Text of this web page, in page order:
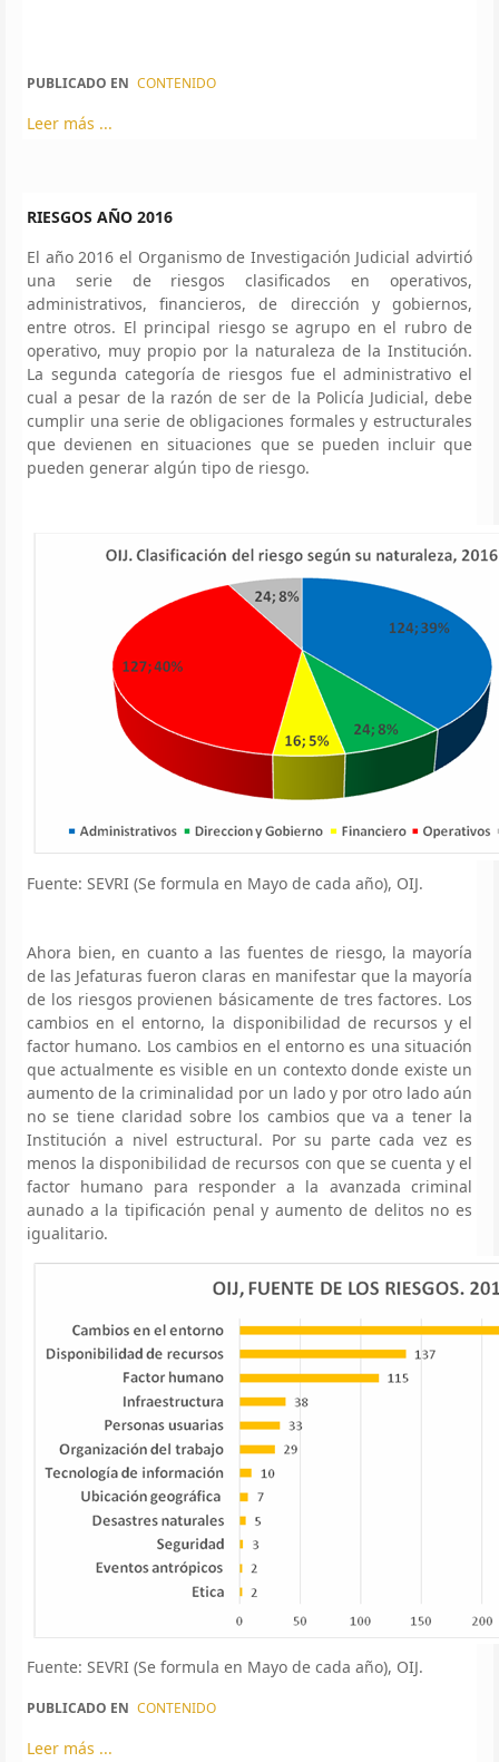
PUBLICADO EN CONTENIDO
Leer más ...
RIESGOS AÑO 2016
El año 2016 el Organismo de Investigación Judicial advirtió
una serie de riesgos clasificados en operativos,
administrativos, financieros, de dirección y gobiernos,
entre otros. El principal riesgo se agrupo en el rubro de
operativo, muy propio por la naturaleza de la Institución.
La segunda categoría de riesgos fue el administrativo el
cual a pesar de la razón de ser de la Policía Judicial, debe
cumplir una serie de obligaciones formales y estructurales
que devienen en situaciones que se pueden incluir que
pueden generar algún tipo de riesgo.
Fuente: SEVRI (Se formula en Mayo de cada año), OIJ.
Ahora bien, en cuanto a las fuentes de riesgo, la mayoría
de las Jefaturas fueron claras en manifestar que la mayoría
de los riesgos provienen básicamente de tres factores. Los
cambios en el entorno, la disponibilidad de recursos y el
factor humano. Los cambios en el entorno es una situación
que actualmente es visible en un contexto donde existe un
aumento de la criminalidad por un lado y por otro lado aún
no se tiene claridad sobre los cambios que va a tener la
Institución a nivel estructural. Por su parte cada vez es
menos la disponibilidad de recursos con que se cuenta y el
factor humano para responder a la avanzada criminal
aunado a la tipificación penal y aumento de delitos no es
igualitario.
Fuente: SEVRI (Se formula en Mayo de cada año), OIJ.
PUBLICADO EN CONTENIDO
Leer más ...